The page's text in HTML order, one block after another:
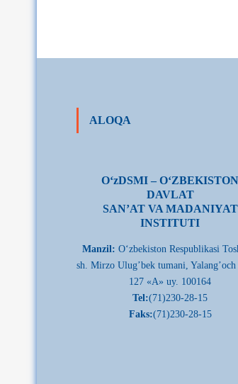
ALOQA
О‘zDSMI – О‘ZBEKISTON
DAVLAT
SAN’AT VA MADANIYAT
INSTITUTI
Manzil: О‘zbekiston Respublikasi
sh. Mirzo Ulug’bek tumani, Yalang’och
127 «A» uy. 100164
Tel:(71)230-28-15
Faks:(71)230-28-15